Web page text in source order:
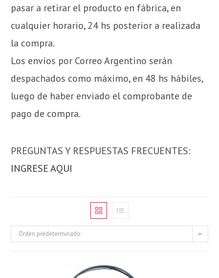
pasar a retirar el producto en fábrica, en
cualquier horario, 24 hs posterior a realizada
la compra.
Los envíos por Correo Argentino serán
despachados como máximo, en 48 hs hábiles,
luego de haber enviado el comprobante de
pago de compra.
PREGUNTAS Y RESPUESTAS FRECUENTES:
INGRESE AQUI
Orden predeterminado